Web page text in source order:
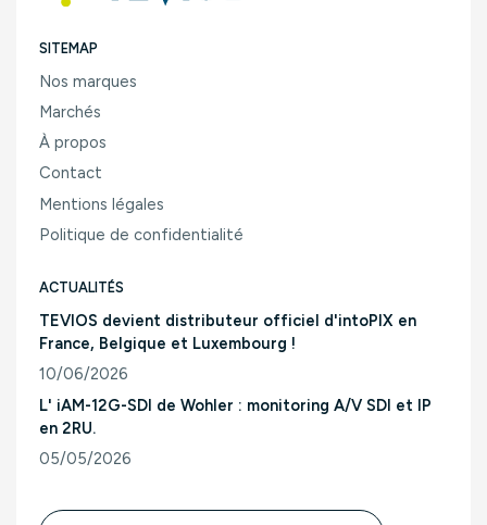
SITEMAP
Nos marques
Marchés
À propos
Contact
Mentions légales
Politique de confidentialité
ACTUALITÉS
TEVIOS devient distributeur officiel d'intoPIX en
France, Belgique et Luxembourg !
10/06/2026
Consulter l'article "TEVIOS devient distributeur officiel
L' iAM-12G-SDI de Wohler : monitoring A/V SDI et IP
en 2RU.
05/05/2026